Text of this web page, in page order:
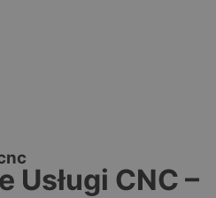
Usługi CNC –